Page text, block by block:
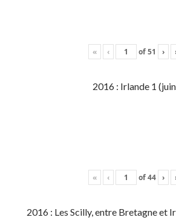
« ‹ of51 ›
2016 : Irlande 1
« ‹ of44 ›
2016 : Les Scilly, entre Bretagne et